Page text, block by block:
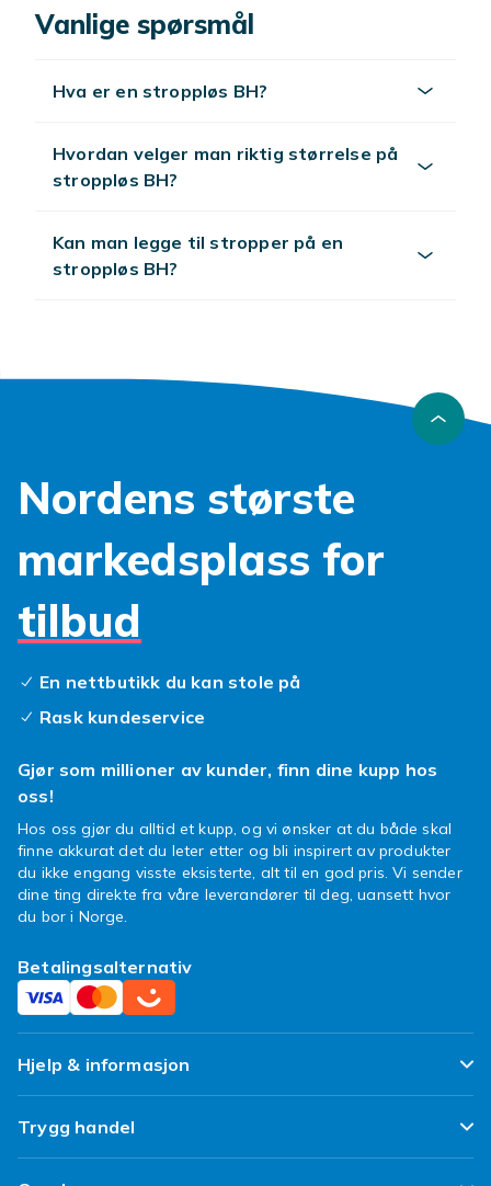
Stil og kvalitet
etter stil og budsjett.
Semote
Vanlige spørsmål
Hva er en stroppløs BH?
Hvordan velger man riktig størrelse på
stroppløs BH?
Kan man legge til stropper på en
stroppløs BH?
Nordens største
markedsplass for
tilbud
En nettbutikk du kan stole på
Rask kundeservice
Gjør som millioner av kunder, finn dine kupp hos
oss!
Hos oss gjør du alltid et kupp, og vi ønsker at du både skal
finne akkurat det du leter etter og bli inspirert av produkter
du ikke engang visste eksisterte, alt til en god pris. Vi sender
dine ting direkte fra våre leverandører til deg, uansett hvor
du bor i Norge.
Betalingsalternativ
Hjelp & informasjon
Ofte stilte spørsmål
Spor pakken min
Trygg handel
Fornøyd kunde-løfte